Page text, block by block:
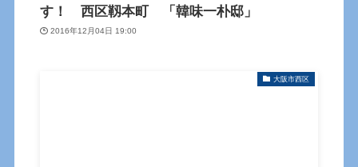
す！ 西区靱本町 「韓味一朴邸」
2016年12月04日 19:00
大阪市西区